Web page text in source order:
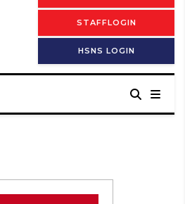
STAFFLOGIN
HSNS LOGIN